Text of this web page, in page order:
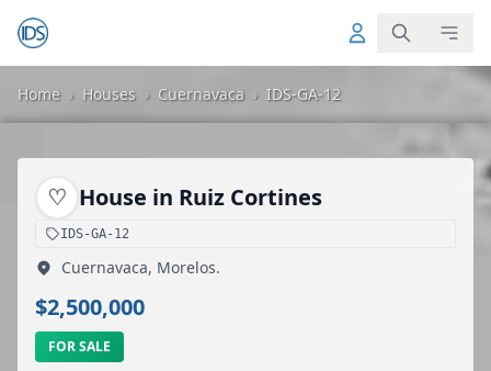
Home › Houses › Cuernavaca › IDS-GA-12
♡ House in Ruiz Cortines
IDS-GA-12
Cuernavaca, Morelos.
$2,500,000
FOR SALE